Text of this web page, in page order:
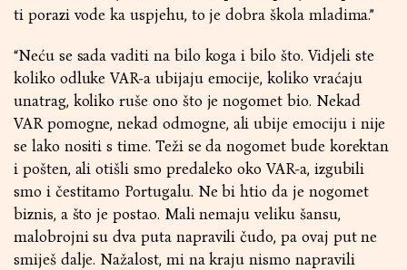
ti porazi vode ka uspjehu, to je dobra škola mladima.”
“Neću se sada vaditi na bilo koga i bilo što. Vidjeli ste
koliko odluke VAR-a ubijaju emocije, koliko vraćaju
unatrag, koliko ruše ono što je nogomet bio. Nekad
VAR pomogne, nekad odmogne, ali ubije emociju i nije
se lako nositi s time. Teži se da nogomet bude korektan
i pošten, ali otišli smo predaleko oko VAR-a, izgubili
smo i čestitamo Portugalu. Ne bi htio da je nogomet
biznis, a što je postao. Mali nemaju veliku šansu,
malobrojni su dva puta napravili čudo, pa ovaj put ne
smiješ dalje. Nažalost, mi na kraju nismo napravili